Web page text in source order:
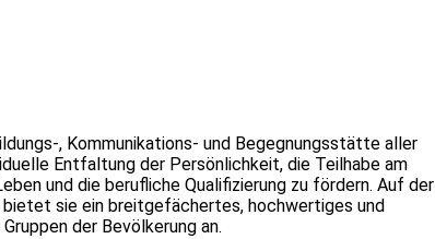
, Kommunikations- und Begegnungsstätte aller
Entfaltung der Persönlichkeit, die Teilhabe am
und die berufliche Qualifizierung zu fördern. Auf der
sie ein breitgefächertes, hochwertiges und
der Bevölkerung an.